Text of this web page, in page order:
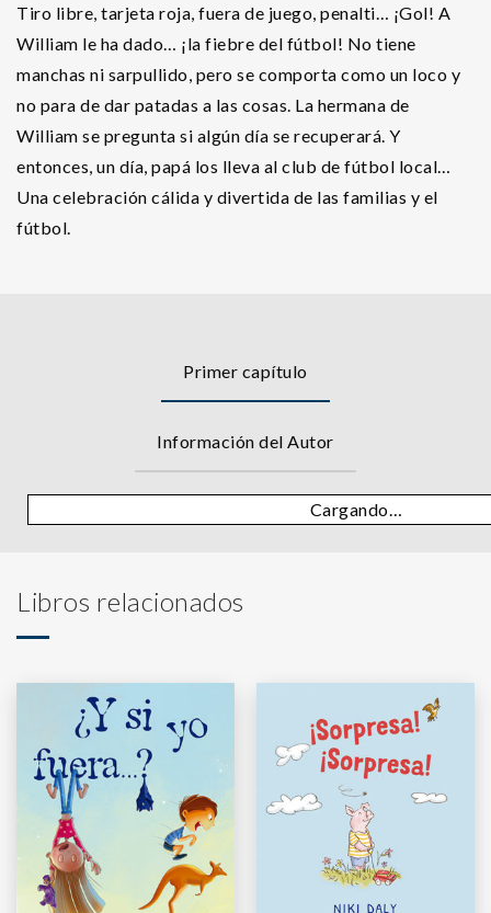
Tiro libre, tarjeta roja, fuera de juego, penalti… ¡Gol! A
William le ha dado… ¡la fiebre del fútbol! No tiene
manchas ni sarpullido, pero se comporta como un loco y
no para de dar patadas a las cosas. La hermana de
William se pregunta si algún día se recuperará. Y
entonces, un día, papá los lleva al club de fútbol local…
Una celebración cálida y divertida de las familias y el
fútbol.
Primer capítulo
Información del Autor
Cargando…
Libros relacionados